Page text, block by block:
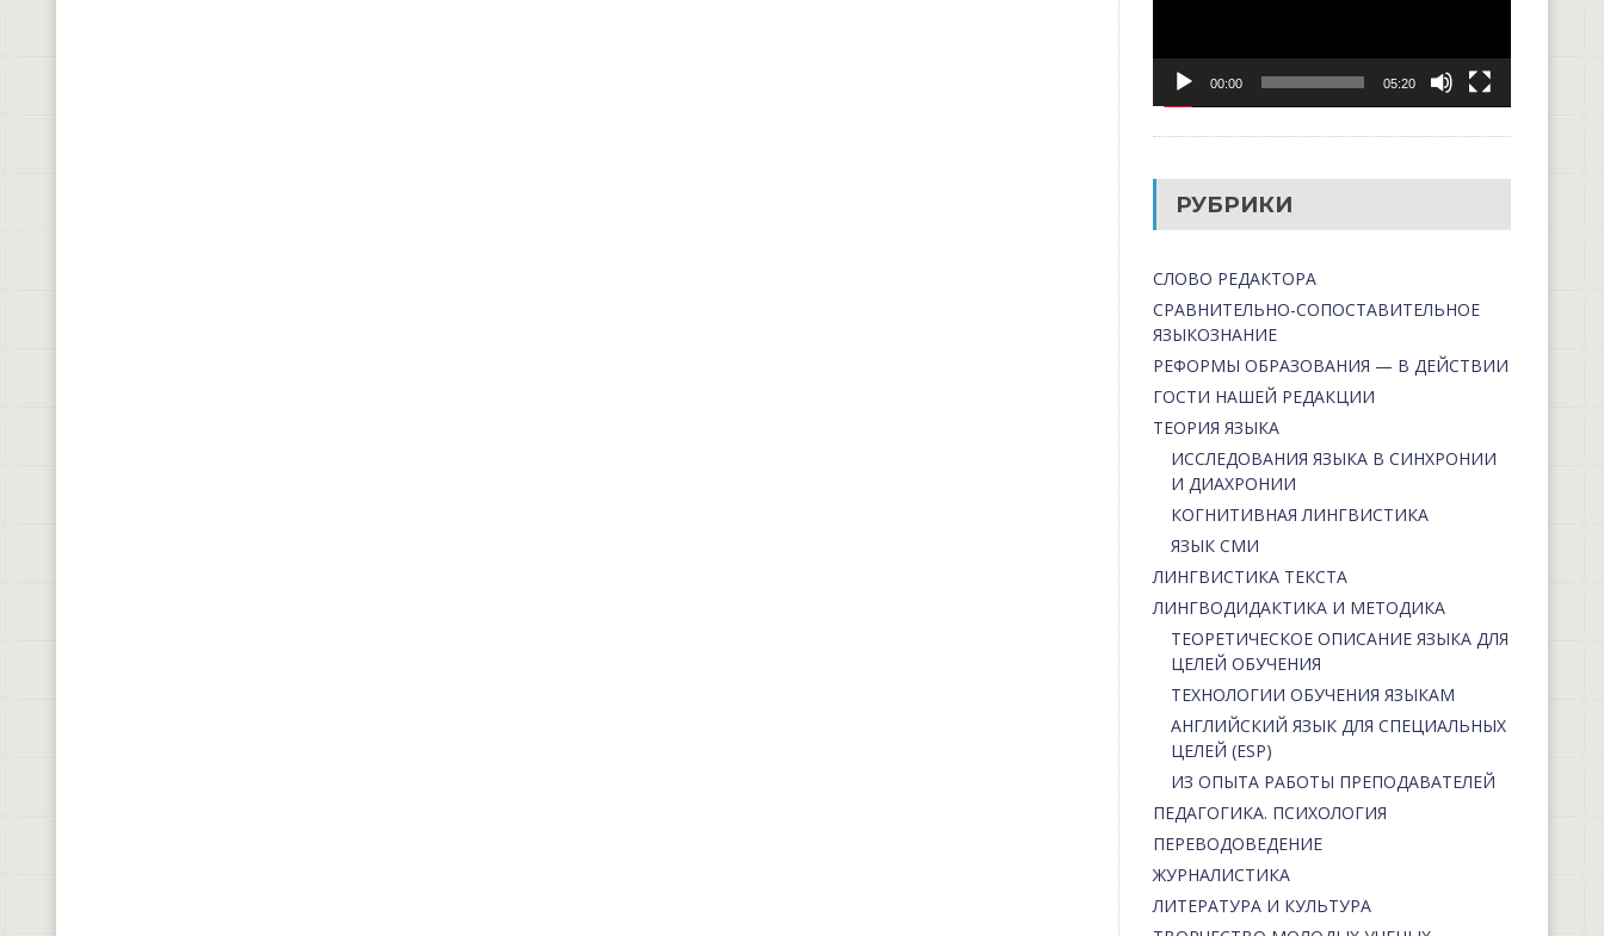
00:00 05:20
РУБРИКИ
СЛОВО РЕДАКТОРА
СРАВНИТЕЛЬНО-СОПОСТАВИТЕЛЬНОЕ
ЯЗЫКОЗНАНИЕ
РЕФОРМЫ ОБРАЗОВАНИЯ — В ДЕЙСТВИИ
ГОСТИ НАШЕЙ РЕДАКЦИИ
ТЕОРИЯ ЯЗЫКА
ИССЛЕДОВАНИЯ ЯЗЫКА В СИНХРОНИИ
И ДИАХРОНИИ
КОГНИТИВНАЯ ЛИНГВИСТИКА
ЯЗЫК СМИ
ЛИНГВИСТИКА ТЕКСТА
ЛИНГВОДИДАКТИКА И МЕТОДИКА
ТЕОРЕТИЧЕСКОЕ ОПИСАНИЕ ЯЗЫКА ДЛЯ
ЦЕЛЕЙ ОБУЧЕНИЯ
ТЕХНОЛОГИИ ОБУЧЕНИЯ ЯЗЫКАМ
АНГЛИЙСКИЙ ЯЗЫК ДЛЯ СПЕЦИАЛЬНЫХ
ЦЕЛЕЙ (ESP)
ИЗ ОПЫТА РАБОТЫ ПРЕПОДАВАТЕЛЕЙ
ПЕДАГОГИКА. ПСИХОЛОГИЯ
ПЕРЕВОДОВЕДЕНИЕ
ЖУРНАЛИСТИКА
ЛИТЕРАТУРА И КУЛЬТУРА